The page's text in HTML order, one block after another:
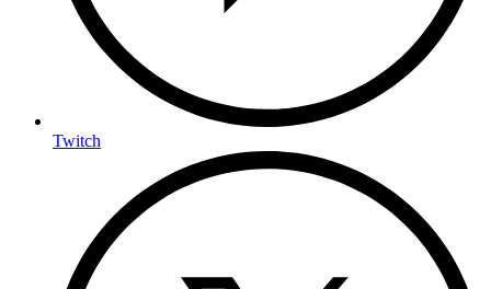
Twitch